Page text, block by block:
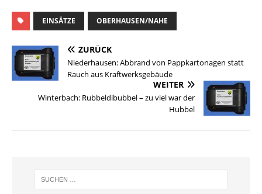
EINSÄTZE OBERHAUSEN/NAHE
ZURÜCK
Niederhausen: Abbrand von Pappkartonagen statt
Rauch aus Kraftwerksgebäude
WEITER
Winterbach: Rubbeldibubbel – zu viel war der
Hubbel